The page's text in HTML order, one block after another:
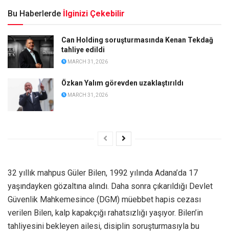
Bu Haberlerde İlginizi Çekebilir
Can Holding soruşturmasında Kenan Tekdağ
tahliye edildi
MARCH 31, 2026
Özkan Yalım görevden uzaklaştırıldı
MARCH 31, 2026
32 yıllık mahpus Güler Bilen, 1992 yılında Adana’da 17
yaşındayken gözaltına alındı. Daha sonra çıkarıldığı Devlet
Güvenlik Mahkemesince (DGM) müebbet hapis cezası
verilen Bilen, kalp kapakçığı rahatsızlığı yaşıyor. Bilen’in
tahliyesini bekleyen ailesi, disiplin soruşturmasıyla bu